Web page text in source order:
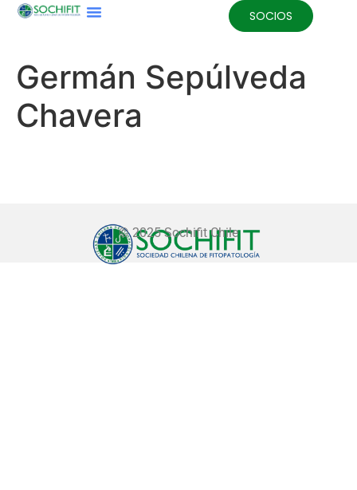
SOCIOS
Germán Sepúlveda
Chavera
© 2025 Sochifit Chile